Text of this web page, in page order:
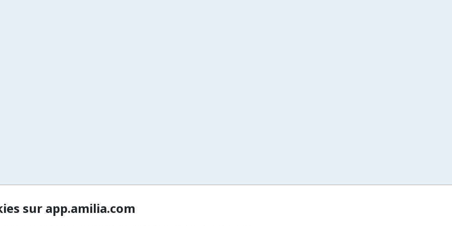
sur app.amilia.com